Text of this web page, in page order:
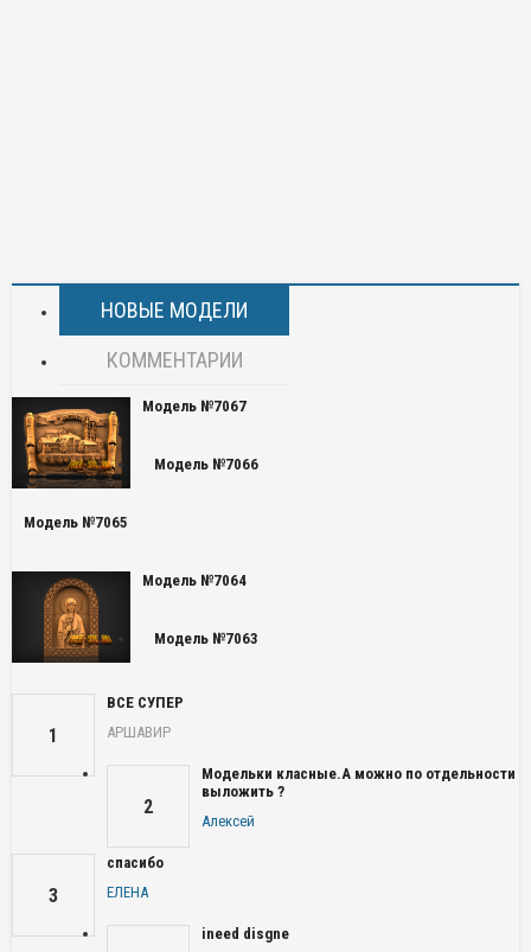
НОВЫЕ МОДЕЛИ
КОММЕНТАРИИ
Модель №7067
Модель №7066
Модель №7065
Модель №7064
Модель №7063
1
ВСЕ СУПЕР
АРШАВИР
2
Модельки класные.А можно по отдельности
выложить ?
Алексей
3
спасибо
ЕЛЕНА
ineed disgne